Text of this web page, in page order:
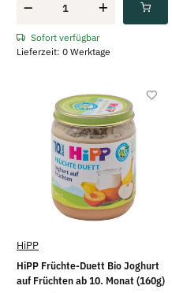
Sofort verfügbar
Lieferzeit: 0 Werktage
HiPP
HiPP Früchte-Duett Bio Joghurt
auf Früchten ab 10. Monat (160g)